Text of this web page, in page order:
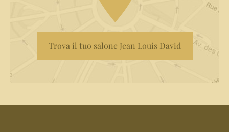
Trova il tuo salone Jean Louis David